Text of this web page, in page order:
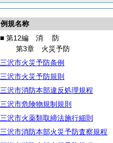
例規名称
■ 第12編 消 防
第3章 火災予防
三沢市火災予防条例
三沢市火災予防規則
三沢市消防本部違反処理規程
三沢市危険物規制規則
三沢市火薬類取締法施行細則
三沢市消防本部火災予防査察規程